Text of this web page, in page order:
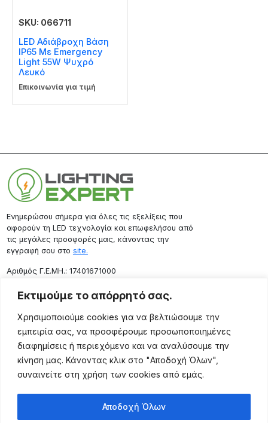
Εκτιμούμε το απόρρητό σας.
Χρησιμοποιούμε cookies για να βελτιώσουμε την
εμπειρία σας, να προσφέρουμε προσωποποιημένες
διαφημίσεις ή περιεχόμενο και να αναλύσουμε την
κίνηση μας. Κάνοντας κλικ στο "Αποδοχή Όλων",
συναινείτε στη χρήση των cookies από εμάς.
Αποδοχή Όλων
SKU: 066711
LED Αδιάβροχη Βάση
IP65 Με Emergency
Light 55W Ψυχρό
Λευκό
Επικοινωνία για τιμή
Ενημερώσου σήμερα για όλες τις εξελίξεις που
αφορούν τη LED τεχνολογία και επωφελήσου από
τις μεγάλες προσφορές μας, κάνοντας την
εγγραφή σου στο site.
Aριθμός Γ.Ε.ΜΗ.: 17401671000
Επικοινωνία
Ρόδου 133, Αθήνα 10443
(+30) 211 725 5427
sales@lightingexpert.gr
Χρήσιμες Σελίδες